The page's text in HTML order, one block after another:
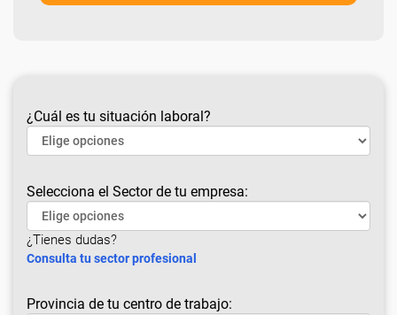
¿Cuál es tu situación laboral?
Selecciona el Sector de tu empresa:
¿Tienes dudas?
Consulta tu sector profesional
Provincia de tu centro de trabajo: